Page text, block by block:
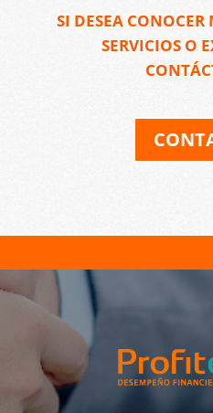
SI DESEA CONOCER
SERVICIOS O